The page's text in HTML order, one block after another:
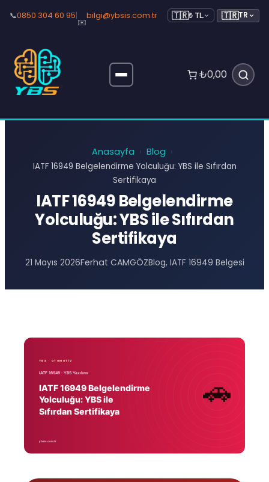
📞0850 304 60 95|
✉️
bilgi@ybsis.com.tr 🇹🇷₺ TL 🇹🇷TR
₺0,00
Anasayfa › Blog ›
IATF 16949 Belgelendirme Yolculuğu: YBS ile Sıfırdan
Sertifikaya
IATF 16949 Belgelendirme
Yolculuğu: YBS ile Sıfırdan
Sertifikaya
21 Mayıs 2026Ferhat CAMGÖZBlog, IATF 16949 Belgesi